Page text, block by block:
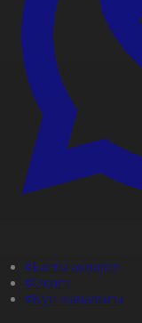
#Басты ақпарат
#Оқиға
#Күн жаңалығы